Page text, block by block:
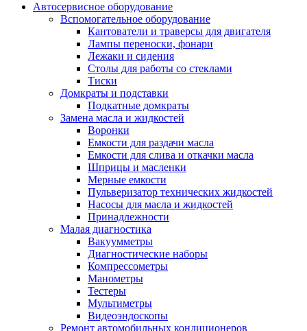
Автосервисное оборудование
Вспомогательное оборудование
Кантователи и траверсы для двигателя
Лампы переноски, фонари
Лежаки и сидения
Столы для работы со стеклами
Тиски
Домкраты и подставки
Подкатные домкраты
Замена масла и жидкостей
Воронки
Емкости для раздачи масла
Емкости для слива и откачки масла
Шприцы и масленки
Мерные емкости
Пульверизатор технических жидкостей
Насосы для масла и жидкостей
Принадлежности
Малая диагностика
Вакуумметры
Диагностические наборы
Компрессометры
Манометры
Тестеры
Мультиметры
Видеоэндоскопы
Ремонт автомобильных кондиционеров